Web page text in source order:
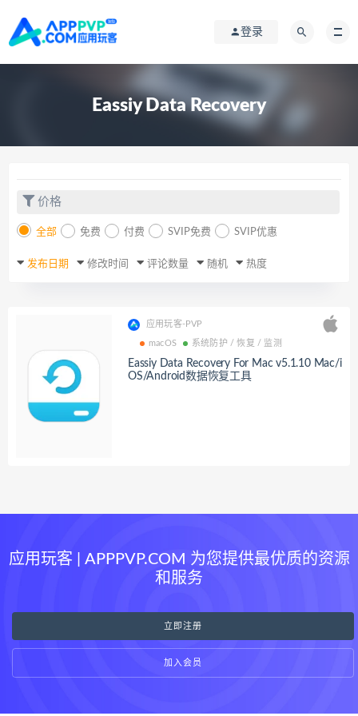
登录
Eassiy Data Recovery
价格
全部 免费 付费 SVIP免费 SVIP优惠
发布日期 修改时间 评论数量 随机 热度
应用玩客-PVP
macOS 系统防护 / 恢复 / 监测
Eassiy Data Recovery For Mac v5.1.10 Mac/i
OS/Android数据恢复工具
应用玩客 | APPPVP.COM 为您提供最优质的资源
和服务
立即注册
加入会员